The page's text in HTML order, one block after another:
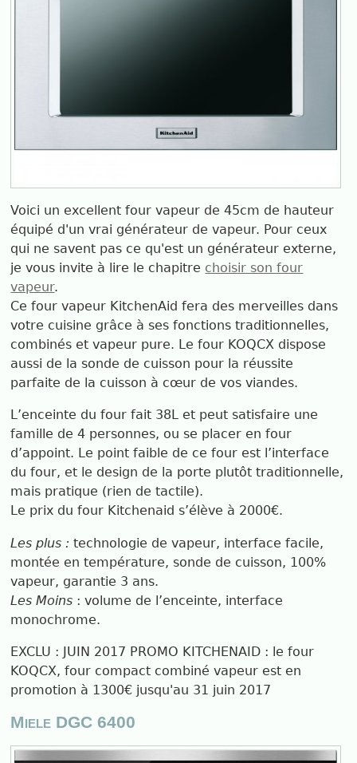
Voici un excellent four vapeur de 45cm de hauteur
équipé d'un vrai générateur de vapeur. Pour ceux
qui ne savent pas ce qu'est un générateur externe,
je vous invite à lire le chapitre choisir son four
vapeur.
Ce four vapeur KitchenAid fera des merveilles dans
votre cuisine grâce à ses fonctions traditionnelles,
combinés et vapeur pure. Le four KOQCX dispose
aussi de la sonde de cuisson pour la réussite
parfaite de la cuisson à cœur de vos viandes.
L’enceinte du four fait 38L et peut satisfaire une
famille de 4 personnes, ou se placer en four
d’appoint. Le point faible de ce four est l’interface
du four, et le design de la porte plutôt traditionnelle,
mais pratique (rien de tactile).
Le prix du four Kitchenaid s’élève à 2000€.
Les plus : technologie de vapeur, interface facile,
montée en température, sonde de cuisson, 100%
vapeur, garantie 3 ans.
Les Moins : volume de l’enceinte, interface
monochrome.
EXCLU : JUIN 2017 PROMO KITCHENAID : le four
KOQCX, four compact combiné vapeur est en
promotion à 1300€ jusqu'au 31 juin 2017
Miele DGC 6400